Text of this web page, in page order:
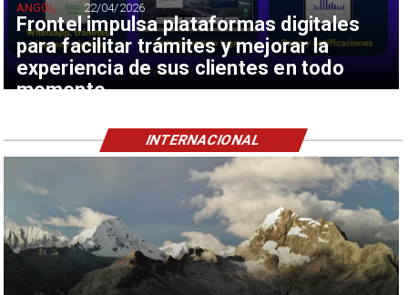
Frontel impulsa plataformas digitales
para facilitar trámites y mejorar la
experiencia de sus clientes en todo
momento
ANGOL 22/04/2026
INTERNACIONAL